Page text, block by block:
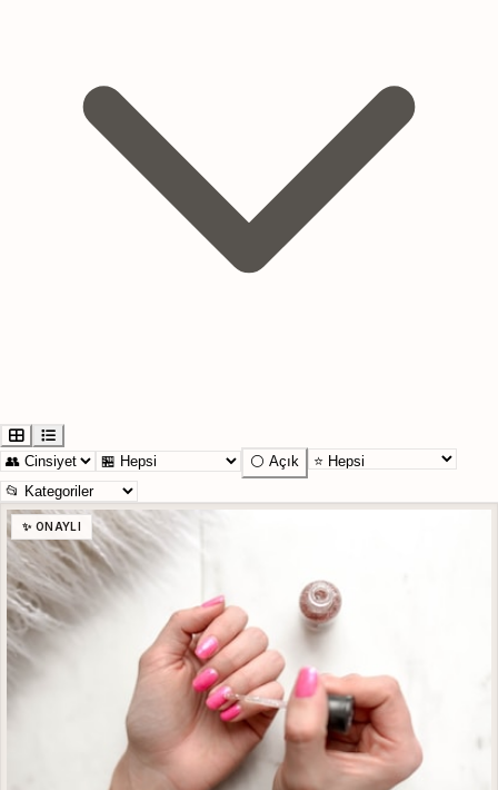
⚪ Açık
✨ ONAYLI